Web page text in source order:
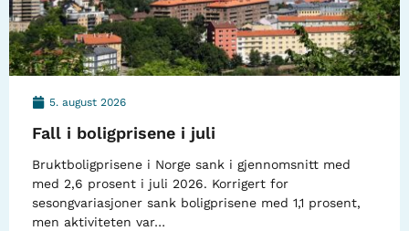
5. august 2026
Fall i boligprisene i juli
Bruktboligprisene i Norge sank i gjennomsnitt med
med 2,6 prosent i juli 2026. Korrigert for
sesongvariasjoner sank boligprisene med 1,1 prosent,
men aktiviteten var…